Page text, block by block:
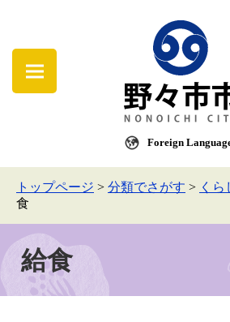
Foreign
トップページ > 分類でさがす > くら
食
給食